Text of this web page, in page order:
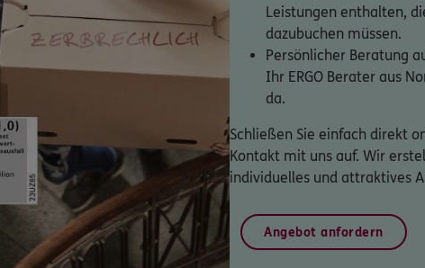
Leistungen enthalten,
dazubuchen müssen.
Persönlicher Beratung
Ihr ERGO Berater aus
da.
Schließen Sie einfach direkt
Kontakt mit uns auf. Wir
individuelles und attraktives
Angebot anfordern